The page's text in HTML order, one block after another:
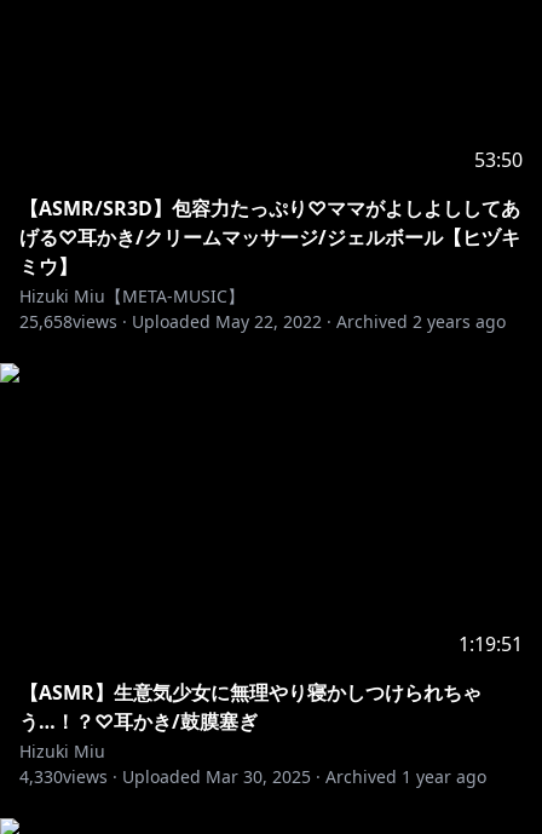
t=UJafRZ&utm_medium=url_text&utm_source=prom
otion
こちらのアーカイブは切り抜きを許可しています。
この動画のURLを貼ってね！
53:50
【ASMR/SR3D】包容力たっぷり♡ママがよしよししてあ
げる♡耳かき/クリームマッサージ/ジェルボール【ヒヅキ
ミウ】
Hizuki Miu【META-MUSIC】
25,658views · Uploaded May 22, 2022 · Archived 2 years ago
1:19:51
【ASMR】生意気少女に無理やり寝かしつけられちゃ
う…！？♡耳かき/鼓膜塞ぎ
Hizuki Miu
4,330views · Uploaded Mar 30, 2025 · Archived 1 year ago